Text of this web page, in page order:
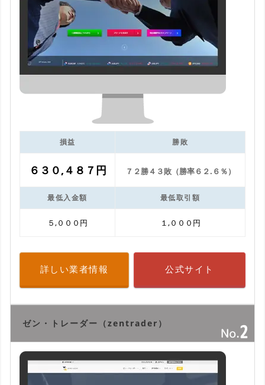
損益 勝敗
６３０,４８７円 ７２勝４３敗（勝率６２.６％）
最低入金額 最低取引額
５,０００円 １,０００円
詳しい業者情報 公式サイト
ゼン・トレーダー（zentrader）